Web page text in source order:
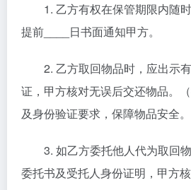
1. 乙方有权在保管期限内随
提前____日书面通知甲方。
2. 乙方取回物品时，应出示
证，甲方核对无误后交还物品。
及身份验证要求，保障物品安全。
3. 如乙方委托他人代为取回
委托书及受托人身份证明，甲方